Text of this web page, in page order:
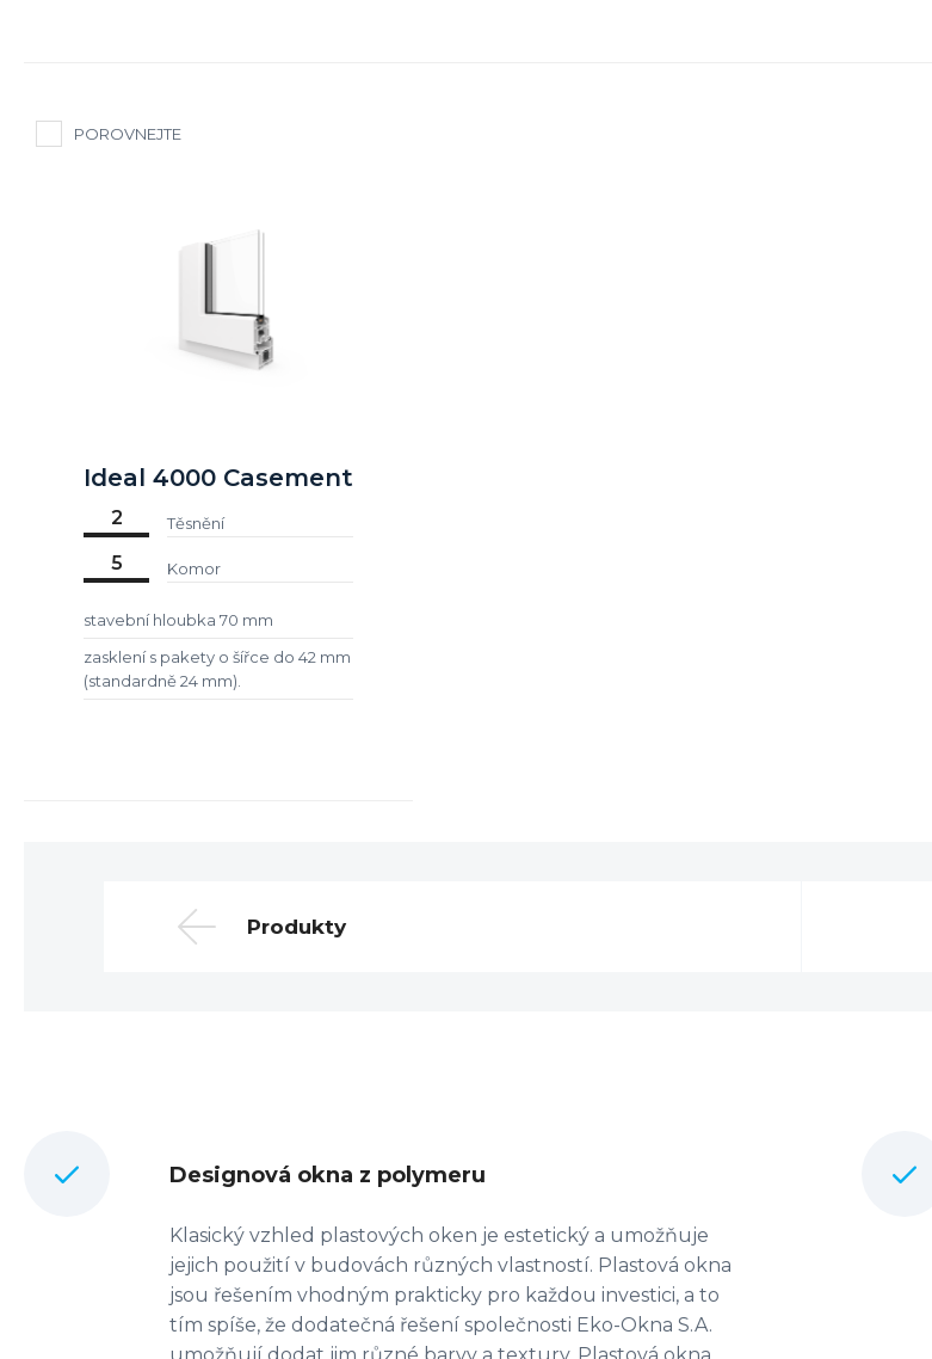
POROVNEJTE
Ideal 4000 Casement
2 Těsnění
5 Komor
stavební hloubka 70 mm
zasklení s pakety o šířce do 42 mm
(standardně 24 mm).
Produkty
Designová okna z polymeru
Klasický vzhled plastových oken je estetický a umožňuje
jejich použití v budovách různých vlastností. Plastová okna
jsou řešením vhodným prakticky pro každou investici, a to
tím spíše, že dodatečná řešení společnosti Eko-Okna S.A.